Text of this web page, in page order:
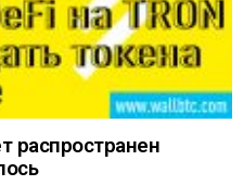
распространен